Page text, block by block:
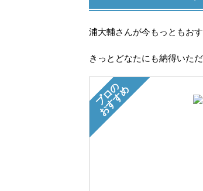
浦大輔さんが今もっともお
きっとどなたにも納得いた
プロの
おすすめ